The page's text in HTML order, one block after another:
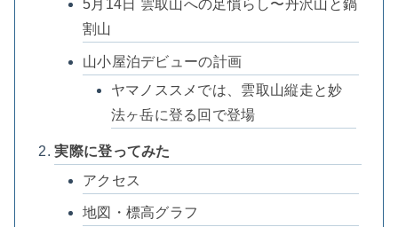
5月14日 雲取山への足慣らし〜丹沢山と鍋
割山
山小屋泊デビューの計画
ヤマノススメでは、雲取山縦走と妙
法ヶ岳に登る回で登場
実際に登ってみた
アクセス
地図・標高グラフ